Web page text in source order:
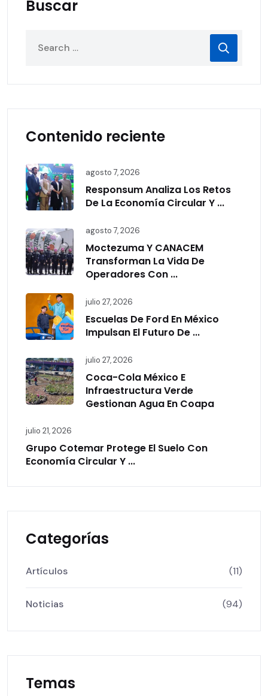
Buscar
Contenido reciente
agosto 7, 2026
Responsum Analiza Los Retos
De La Economía Circular Y ...
agosto 7, 2026
Moctezuma Y CANACEM
Transforman La Vida De
Operadores Con ...
julio 27, 2026
Escuelas De Ford En México
Impulsan El Futuro De ...
julio 27, 2026
Coca-Cola México E
Infraestructura Verde
Gestionan Agua En Coapa
julio 21, 2026
Grupo Cotemar Protege El Suelo Con
Economía Circular Y ...
Categorías
Artículos (11)
Noticias (94)
Temas